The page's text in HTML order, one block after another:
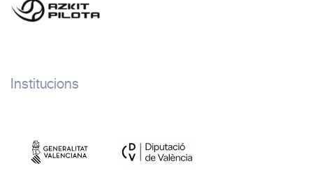
Institucions